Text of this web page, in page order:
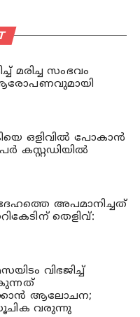
മരിച്ച സംഭവം
ഒളിവില്‍ പോകാന്‍
കസ്റ്റഡിയില്‍
അപമാനിച്ചത്
തെളിവ്:
വിഭജിച്ച്
ആലോചന;
വരുന്നു